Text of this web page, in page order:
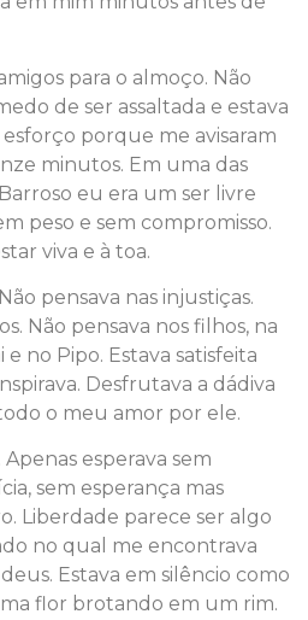
para o almoço. Não
de ser assaltada e estava
porque me avisaram
minutos. Em uma das
eu era um ser livre
peso e sem compromisso.
viva e à toa.
pensava nas injustiças.
Não pensava nos filhos, na
no Pipo. Estava satisfeita
Desfrutava a dádiva
o meu amor por ele.
Apenas esperava sem
sem esperança mas
Liberdade parece ser algo
no qual me encontrava
Estava em silêncio como
flor brotando em um rim.